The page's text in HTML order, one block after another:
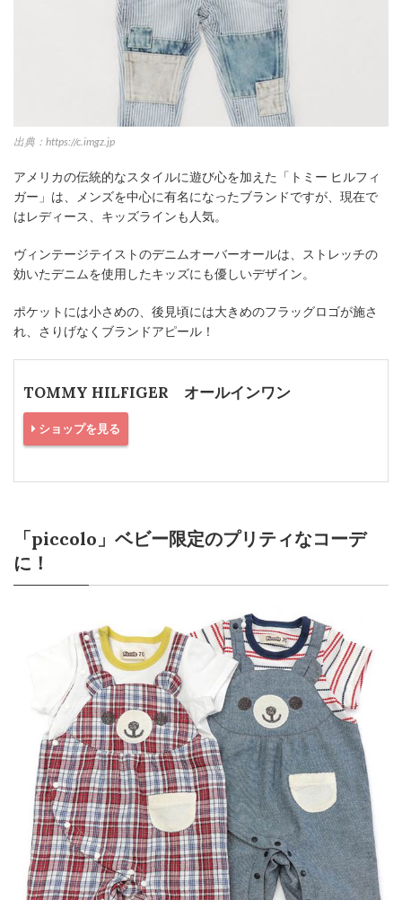
出典：https://c.imgz.jp
アメリカの伝統的なスタイルに遊び心を加えた「トミー ヒルフィ
ガー」は、メンズを中心に有名になったブランドですが、現在で
はレディース、キッズラインも人気。
ヴィンテージテイストのデニムオーバーオールは、ストレッチの
効いたデニムを使用したキッズにも優しいデザイン。
ポケットには小さめの、後見頃には大きめのフラッグロゴが施さ
れ、さりげなくブランドアピール！
TOMMY HILFIGER オールインワン
ショップを見る
「piccolo」ベビー限定のプリティなコーデ
に！